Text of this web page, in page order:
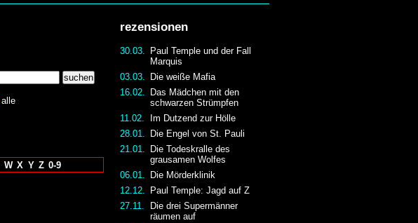
rezensionen
30.03.
Paul Temple und der Fall
Marquis
03.03.
Die weiße Mafia
16.02.
Das Mädchen mit den
schwarzen Strümpfen
11.02.
Im Dutzend zur Hölle
28.01.
Die Engel von St. Pauli
21.01.
Die Todeskralle des
grausamen Wolfes
06.01.
Die Mörderklinik
12.12.
Paul Temple: Jagd auf Z
27.11.
Die drei Supermänner
räumen auf
alle
W X Y Z 0-9